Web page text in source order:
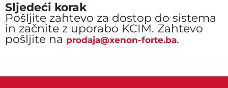
Sljedeći korak
Pošljite zahtevo za dostop do sistema
in začnite z uporabo KCIM. Zahtevo
pošljite na prodaja@xenon-forte.ba.